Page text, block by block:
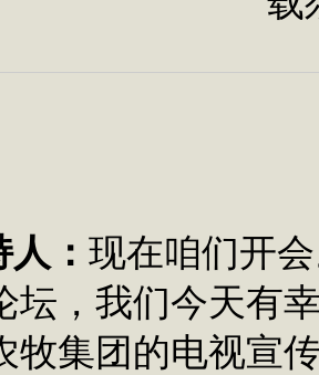
： 现在咱们开
坛，我们今天有
牧集团的电视宣